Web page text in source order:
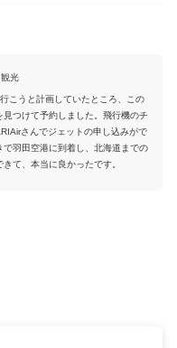
観光
こうと計画していたところ、この
つけて予約しました。飛行機のチ
さんでジェットの申し込みがで
羽田空港に到着し、北海道までの
て、本当に良かったです。